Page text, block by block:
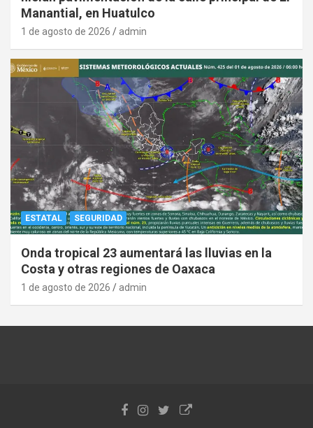
Manantial, en Huatulco
1 de agosto de 2026 admin
ESTATAL SEGURIDAD
Onda tropical 23 aumentará las lluvias en la
Costa y otras regiones de Oaxaca
1 de agosto de 2026 admin